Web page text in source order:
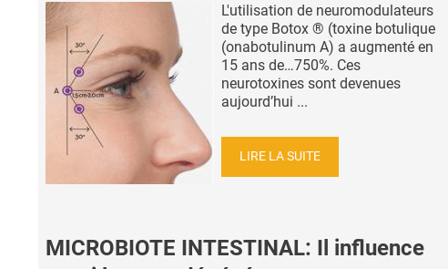
L'utilisation de neuromodulateurs
de type Botox ® (toxine botulique
(onabotulinum A) a augmenté en
15 ans de…750%. Ces
neurotoxines sont devenues
aujourd’hui ...
LIRE LA SUITE
MICROBIOTE INTESTINAL: Il influence